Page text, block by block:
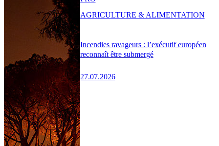
Incendies ravageurs : l’exécutif européen
reconnaît être submergé
27.07.2026
AGRICULTURE & ALIMENTATION